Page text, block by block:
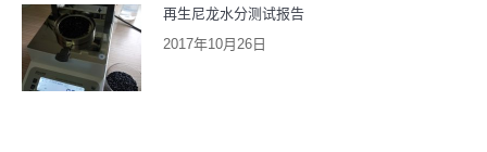
再生尼龙水分测试报告
2017年10月26日